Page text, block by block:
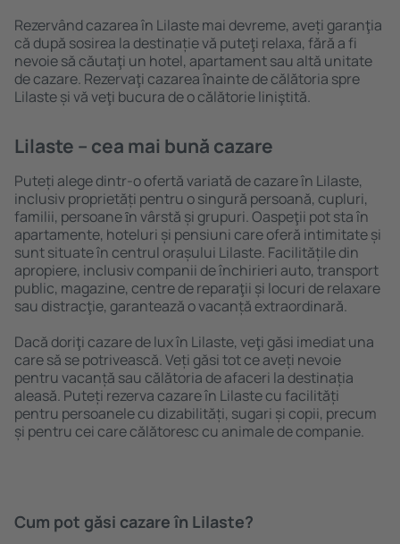
Rezervând cazarea în Lilaste mai devreme, aveți garanţia
că după sosirea la destinație vă puteţi relaxa, fără a fi
nevoie să căutaţi un hotel, apartament sau altă unitate
de cazare. Rezervaţi cazarea înainte de călătoria spre
Lilaste și vă veţi bucura de o călătorie liniştită.
Lilaste – cea mai bună cazare
Puteți alege dintr-o ofertă variată de cazare în Lilaste,
inclusiv proprietăți pentru o singură persoană, cupluri,
familii, persoane ȋn vârstă și grupuri. Oaspeţii pot sta în
apartamente, hoteluri și pensiuni care oferă intimitate și
sunt situate în centrul orașului Lilaste. Facilitățile din
apropiere, inclusiv companii de închirieri auto, transport
public, magazine, centre de reparaţii și locuri de relaxare
sau distracţie, garantează o vacanță extraordinară.
Dacă doriţi cazare de lux în Lilaste, veţi găsi imediat una
care să se potrivească. Veți găsi tot ce aveți nevoie
pentru vacanță sau călătoria de afaceri la destinația
aleasă. Puteți rezerva cazare în Lilaste cu facilități
pentru persoanele cu dizabilități, sugari și copii, precum
și pentru cei care călătoresc cu animale de companie.
Cum pot găsi cazare în Lilaste?